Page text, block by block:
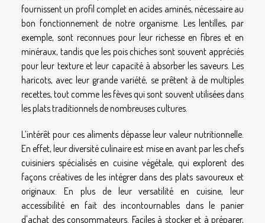
fournissent un profil complet en acides aminés, nécessaire au
bon fonctionnement de notre organisme. Les lentilles, par
exemple, sont reconnues pour leur richesse en fibres et en
minéraux, tandis que les pois chiches sont souvent appréciés
pour leur texture et leur capacité à absorber les saveurs. Les
haricots, avec leur grande variété, se prêtent à de multiples
recettes, tout comme les fèves qui sont souvent utilisées dans
les plats traditionnels de nombreuses cultures.
L’intérêt pour ces aliments dépasse leur valeur nutritionnelle.
En effet, leur diversité culinaire est mise en avant par les chefs
cuisiniers spécialisés en cuisine végétale, qui explorent des
façons créatives de les intégrer dans des plats savoureux et
originaux. En plus de leur versatilité en cuisine, leur
accessibilité en fait des incontournables dans le panier
d'achat des consommateurs. Faciles à stocker et à préparer,